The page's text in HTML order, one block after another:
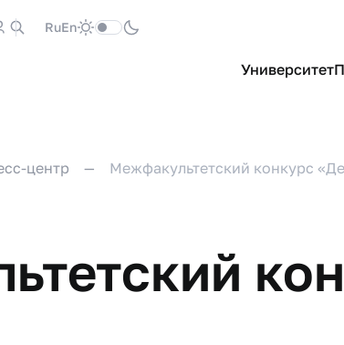
RuEn
Университет
центр Межфакультетский конкурс